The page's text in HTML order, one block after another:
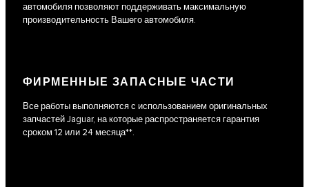
автомобиля позволяют поддерживать максимальную
производительность Вашего автомобиля.
ФИРМЕННЫЕ ЗАПАСНЫЕ ЧАСТИ
Все работы выполняются с использованием оригинальных
запчастей Jaguar, на которые распространяется гарантия
сроком 12 или 24 месяца**.